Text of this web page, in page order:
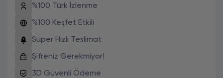
%100 Türk İzlenme
%100 Keşfet Etkili
Süper Hızlı Teslimat
Şifreniz Gerekmiyor!
3D Güvenli Ödeme